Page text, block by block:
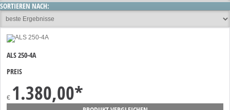
SORTIEREN NACH:
ALS 250-4A
PREIS
€ 1.380,00*